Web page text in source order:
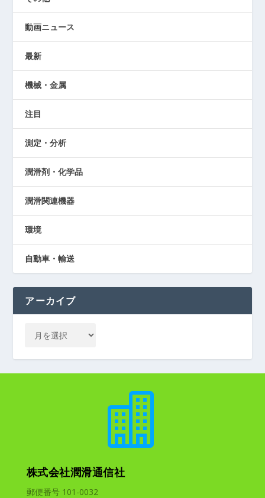
動画ニュース
最新
機械・金属
注目
測定・分析
潤滑剤・化学品
潤滑関連機器
環境
自動車・輸送
アーカイブ

株式会社潤滑通信社
郵便番号 101-0032